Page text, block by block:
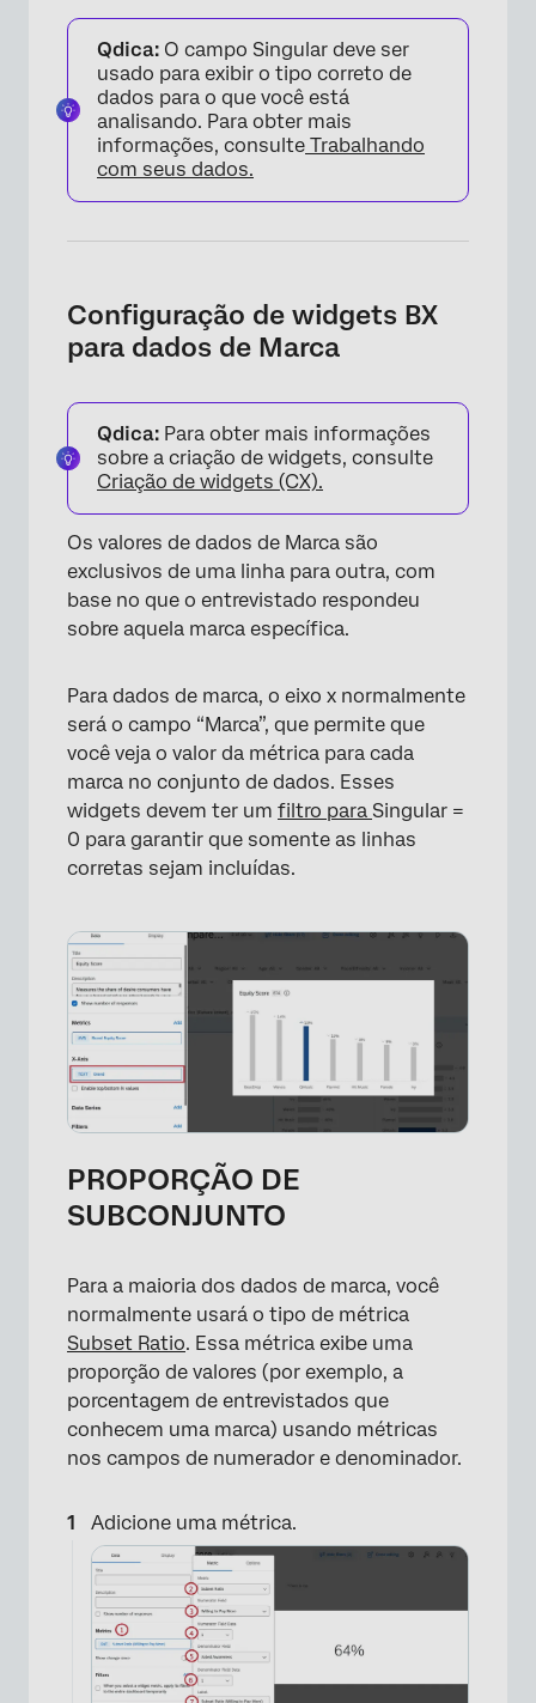
×
Qdica: O campo Singular deve ser
usado para exibir o tipo correto de
dados para o que você está
analisando. Para obter mais
informações, consulte Trabalhando
com seus dados.
Configuração de widgets BX
para dados de Marca
Qdica: Para obter mais informações
sobre a criação de widgets, consulte
Criação de widgets (CX).
Os valores de dados de Marca são
exclusivos de uma linha para outra, com
base no que o entrevistado respondeu
sobre aquela marca específica.
Para dados de marca, o eixo x normalmente
será o campo “Marca”, que permite que
você veja o valor da métrica para cada
marca no conjunto de dados. Esses
widgets devem ter um filtro para Singular =
0 para garantir que somente as linhas
corretas sejam incluídas.
PROPORÇÃO DE
SUBCONJUNTO
Para a maioria dos dados de marca, você
normalmente usará o tipo de métrica
Subset Ratio. Essa métrica exibe uma
proporção de valores (por exemplo, a
porcentagem de entrevistados que
conhecem uma marca) usando métricas
nos campos de numerador e denominador.
Adicione uma métrica.